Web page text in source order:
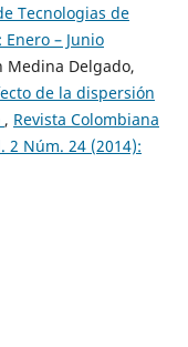
Tecnologias de
– Junio
Medina Delgado,
de la dispersión
, Revista Colombiana
2 Núm. 24 (2014):